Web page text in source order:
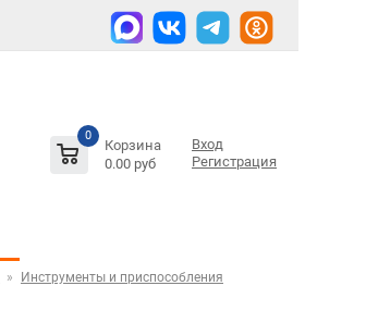
0
Корзина
0.00 руб
Вход
Регистрация
Инструменты и приспособления